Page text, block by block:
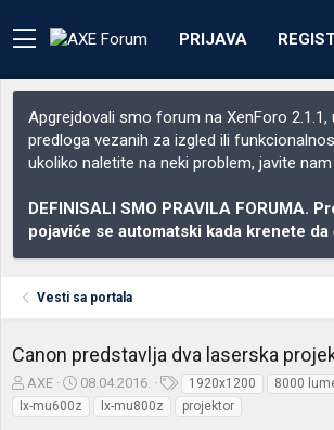
PRIJAVA
Apgrejdovali smo forum na XenForo 2.1.1,
predloga vezanih za izgled ili
ukoliko naletite na neki problem, javite nam
DEFINISALI SMO PRAVILA FORUMA.
pojaviće se automatski kada krenete
Vesti sa portala
Canon predstavlja dva laserska
Z
a
č
AXE
D
a
t
08.04.2016.
z
n
1920x1200 8000
lx-mu600z
lx-mu800z projektor